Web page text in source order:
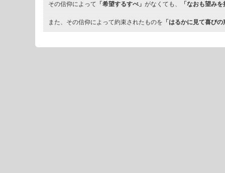
その信仰によって「希望するすべ」がなくても、「なおも望みを
また、その信仰によって約束されたものを「はるかに見て喜びの